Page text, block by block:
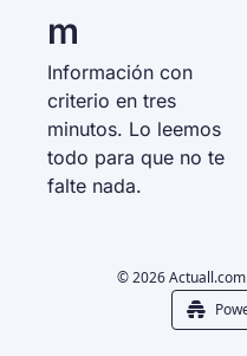
m
Información con
criterio en tres
minutos. Lo leemos
todo para que no te
falte nada.
© 2026